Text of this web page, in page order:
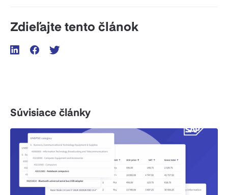
Zdieľajte tento článok
Súvisiace články